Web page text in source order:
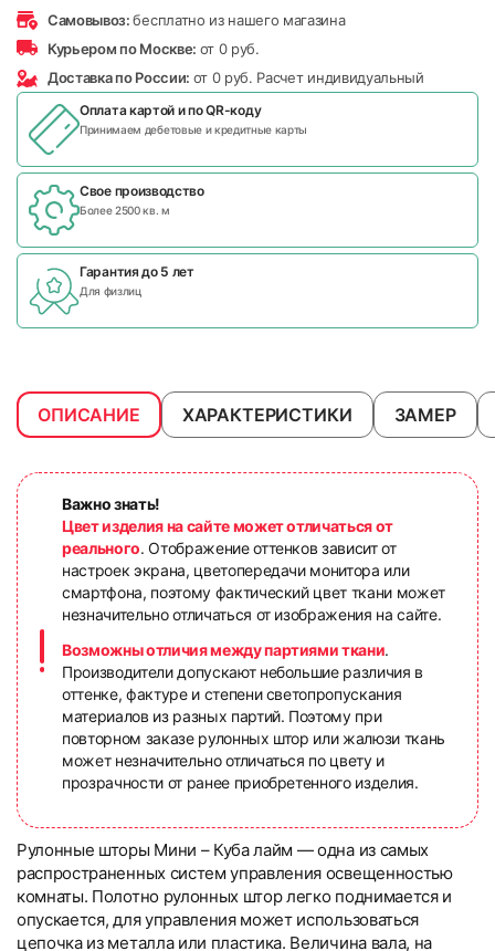
Самовывоз:бесплатно из нашего магазина
Курьером по Москве: от 0 руб.
Доставка по России: от 0 руб. Расчет индивидуальный
Оплата картой и поQR-коду
Принимаем дебетовые и кредитные карты
Свое производство
Более 2500 кв. м
Гарантия до 5 лет
Для физлиц
ОПИСАНИЕ ХАРАКТЕРИСТИКИ ЗАМЕР
Важно знать!
Цвет изделия на сайте может отличаться от
реального. Отображение оттенков зависит от
настроек экрана, цветопередачи монитора или
смартфона, поэтому фактический цвет ткани может
незначительно отличаться от изображения на сайте.
Возможны отличия между партиями ткани.
Производители допускают небольшие различия в
оттенке, фактуре и степени светопропускания
материалов из разных партий. Поэтому при
повторном заказе рулонных штор или жалюзи ткань
может незначительно отличаться по цвету и
прозрачности от ранее приобретенного изделия.
Рулонные шторы Мини – Куба лайм — одна из самых
распространенных систем управления освещенностью
комнаты. Полотно рулонных штор легко поднимается и
опускается, для управления может использоваться
цепочка из металла или пластика. Величина вала, на